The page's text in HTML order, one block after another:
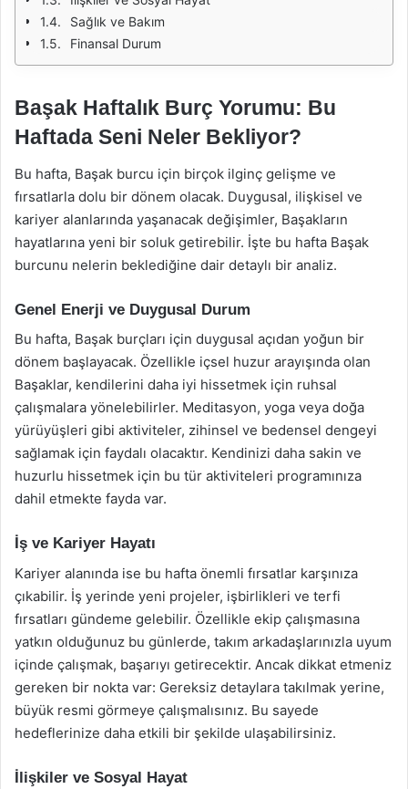
Sağlık ve Bakım
Finansal Durum
Başak Haftalık Burç Yorumu: Bu
Haftada Seni Neler Bekliyor?
Bu hafta, Başak burcu için birçok ilginç gelişme ve
fırsatlarla dolu bir dönem olacak. Duygusal, ilişkisel ve
kariyer alanlarında yaşanacak değişimler, Başakların
hayatlarına yeni bir soluk getirebilir. İşte bu hafta Başak
burcunu nelerin beklediğine dair detaylı bir analiz.
Genel Enerji ve Duygusal Durum
Bu hafta, Başak burçları için duygusal açıdan yoğun bir
dönem başlayacak. Özellikle içsel huzur arayışında olan
Başaklar, kendilerini daha iyi hissetmek için ruhsal
çalışmalara yönelebilirler. Meditasyon, yoga veya doğa
yürüyüşleri gibi aktiviteler, zihinsel ve bedensel dengeyi
sağlamak için faydalı olacaktır. Kendinizi daha sakin ve
huzurlu hissetmek için bu tür aktiviteleri programınıza
dahil etmekte fayda var.
İş ve Kariyer Hayatı
Kariyer alanında ise bu hafta önemli fırsatlar karşınıza
çıkabilir. İş yerinde yeni projeler, işbirlikleri ve terfi
fırsatları gündeme gelebilir. Özellikle ekip çalışmasına
yatkın olduğunuz bu günlerde, takım arkadaşlarınızla uyum
içinde çalışmak, başarıyı getirecektir. Ancak dikkat etmeniz
gereken bir nokta var: Gereksiz detaylara takılmak yerine,
büyük resmi görmeye çalışmalısınız. Bu sayede
hedeflerinize daha etkili bir şekilde ulaşabilirsiniz.
İlişkiler ve Sosyal Hayat